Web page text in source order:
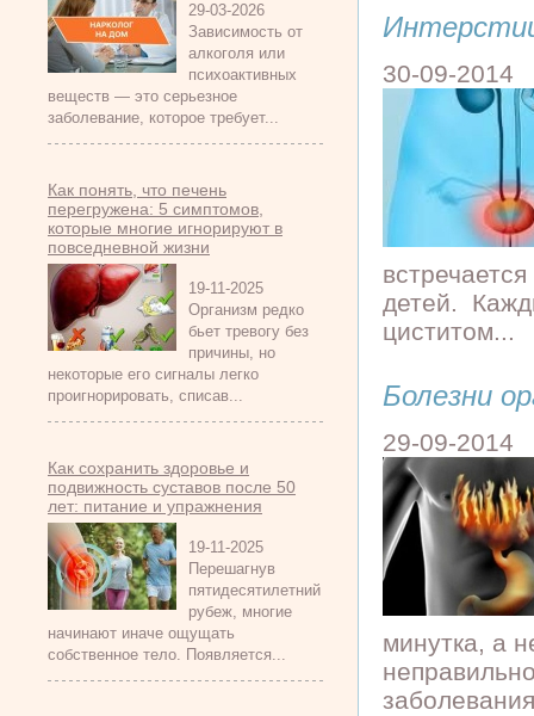
29-03-2026
Зависимость от
алкоголя или
психоактивных
веществ — это серьезное
заболевание, которое требует...
Как понять, что печень
перегружена: 5 симптомов,
которые многие игнорируют в
повседневной жизни
19-11-2025
Организм редко
бьет тревогу без
причины, но
некоторые его сигналы легко
проигнорировать, списав...
Как сохранить здоровье и
подвижность суставов после 50
лет: питание и упражнения
19-11-2025
Перешагнув
пятидесятилетний
рубеж, многие
начинают иначе ощущать
собственное тело. Появляется...
30-09-2014
детей.
циститом...
Болезни
29-09-2014
минутка, а